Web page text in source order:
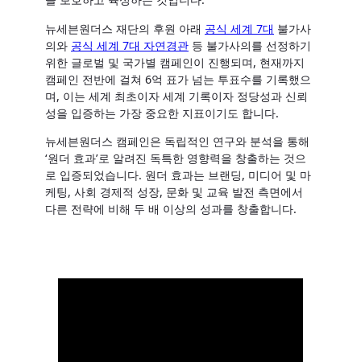
뉴세븐원더스 재단의 후원 아래 공식 세계 7대 불가사
의와 공식 세계 7대 자연경관 등 불가사의를 선정하기
위한 글로벌 및 국가별 캠페인이 진행되며, 현재까지
캠페인 전반에 걸쳐 6억 표가 넘는 투표수를 기록했으
며, 이는 세계 최초이자 세계 기록이자 정당성과 신뢰
성을 입증하는 가장 중요한 지표이기도 합니다.
뉴세븐원더스 캠페인은 독립적인 연구와 분석을 통해
‘원더 효과’로 알려진 독특한 영향력을 창출하는 것으
로 입증되었습니다. 원더 효과는 브랜딩, 미디어 및 마
케팅, 사회 경제적 성장, 문화 및 교육 발전 측면에서
다른 전략에 비해 두 배 이상의 성과를 창출합니다.